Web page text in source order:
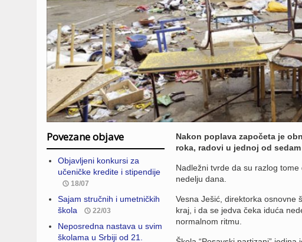
Povezane objave
Objavljeni konkursi za
učeničke kredite i stipendije
18/07
Sajam stručnih i umetničkih
škola
22/03
Neposredna nastava u svim
školama u Srbiji od 21.
Nakon poplava započeta je
roka, radovi u jednoj od
Nadležni tvrde da su razlog
nedelju dana.
Vesna Ješić, direktorka osnovne
kraj, i da se jedva čeka iduća
normalnom ritmu.